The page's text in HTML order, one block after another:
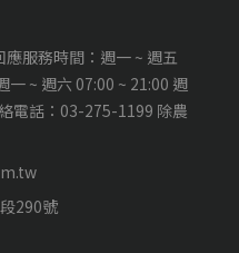
服務時間：週一 ~ 週五
一 ~ 週六 07:00 ~ 21:00 週
電話：03-275-1199 除農
290號